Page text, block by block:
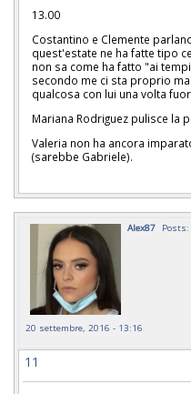
13.00
Costantino e Clemente
quest'estate ne ha fatte tipo
non sa come ha fatto "ai
secondo me ci sta proprio
qualcosa con lui una volta
Mariana Rodriguez pulisce la
Valeria non ha ancora
(sarebbe Gabriele).
Alex87
20 settembre, 2016 - 13:16
11